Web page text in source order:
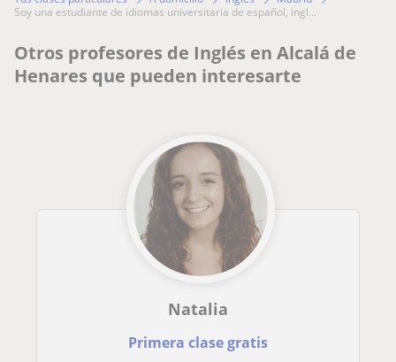
soy una estudiante de idiomas universitaria de español, ingl...
Otros profesores de Inglés en Alcalá de
Henares que pueden interesarte
Natalia
Primera clase gratis